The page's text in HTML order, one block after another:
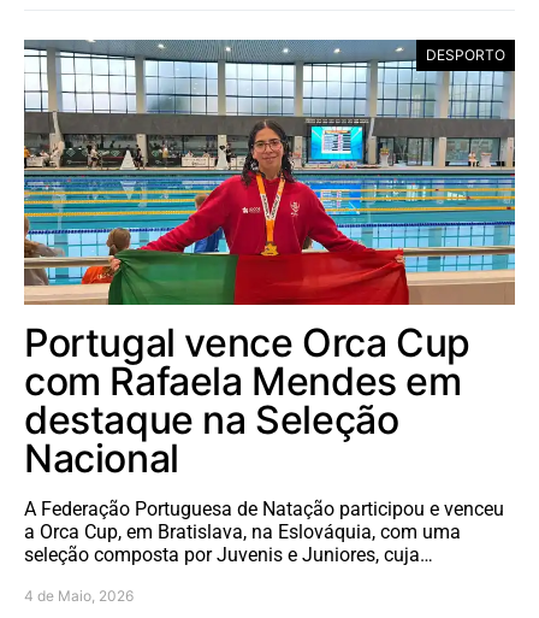
DESPORTO
Portugal vence Orca Cup
com Rafaela Mendes em
destaque na Seleção
Nacional
A Federação Portuguesa de Natação participou e venceu
a Orca Cup, em Bratislava, na Eslováquia, com uma
seleção composta por Juvenis e Juniores, cuja…
4 de Maio, 2026